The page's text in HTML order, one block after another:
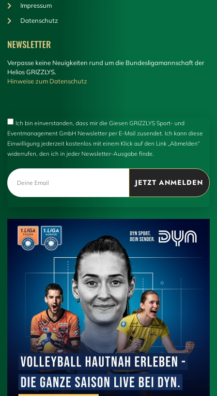
Impressum
Datenschutz
NEWSLETTER
Verpasse keine Neuigkeiten rund um die Bundesligamannschaft der
Helios GRIZZLYS.
Hinweise zum Datenschutz
Ich bin einverstanden, dass mir die Giesen GRIZZLYS Sport- und
Eventmanagement GmbH Newsletter per E-Mail zusendet. Ich kann diese
Einwilligung jederzeit kostenlos mit einem Klick auf den Link „Abmelden“
widerrufen, den ich in jeder Newsletter-Ausgabe finde.
JETZT ANMELDEN